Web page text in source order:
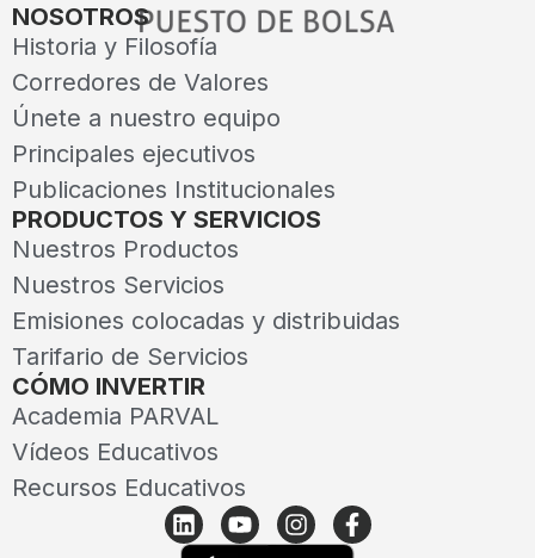
NOSOTROS
Historia y Filosofía
Corredores de Valores
Únete a nuestro equipo
Principales ejecutivos
Publicaciones Institucionales
PRODUCTOS Y SERVICIOS
Nuestros Productos
Nuestros Servicios
Emisiones colocadas y distribuidas
Tarifario de Servicios
CÓMO INVERTIR
Academia PARVAL
Vídeos Educativos
Recursos Educativos